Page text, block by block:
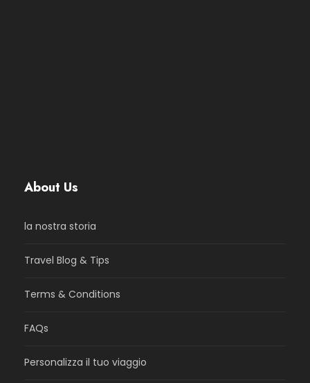
About Us
la nostra storia
Travel Blog & Tips
Terms & Conditions
FAQs
Personalizza il tuo viaggio